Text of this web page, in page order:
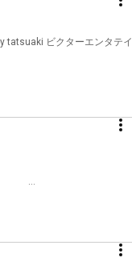
tatsuaki ビクターエンタテイ